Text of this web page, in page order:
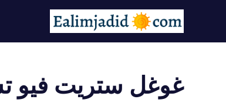
احصل
على
غوغل ستريت فيو